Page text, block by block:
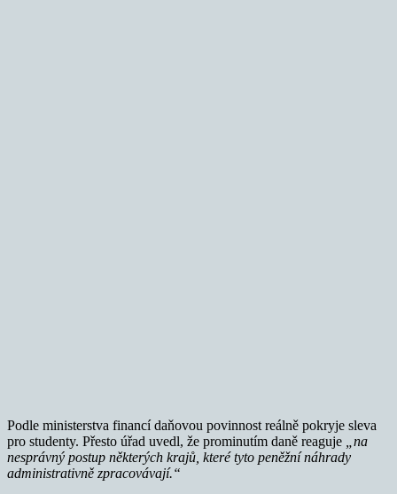
Podle ministerstva financí daňovou povinnost reálně pokryje sleva
pro studenty. Přesto úřad uvedl, že prominutím daně reaguje
„na
nesprávný postup některých krajů, které tyto peněžní náhrady
administrativně zpracovávají.“